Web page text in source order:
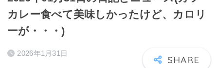
カレー食べて美味しかったけど、カロリ
ーが・・・)
2026年1月31日